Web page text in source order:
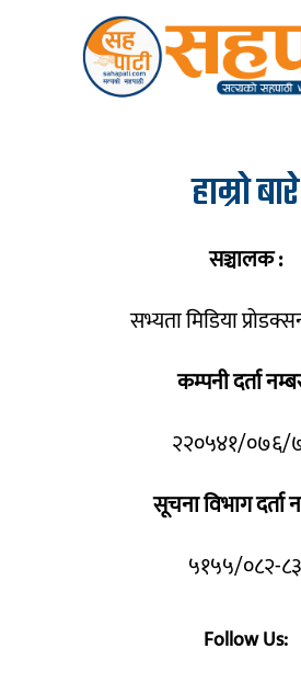
हाम्रो बारे
सञ्चालक :
सभ्यता मिडिया
कम्पनी दर्ता
२२०५४१/
सूचना विभाग दर्ता
५१५५/०८२-८३
Follow Us: